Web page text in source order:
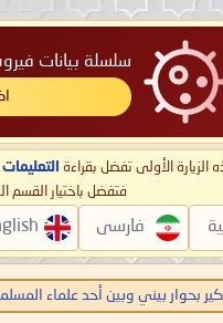
سلسلة بيانات
الزيارة الأولى تفضل بقراءة التعليمات
فتفضل باختيار القسم
فارسی
بحوار بيني وبين أحد علماء